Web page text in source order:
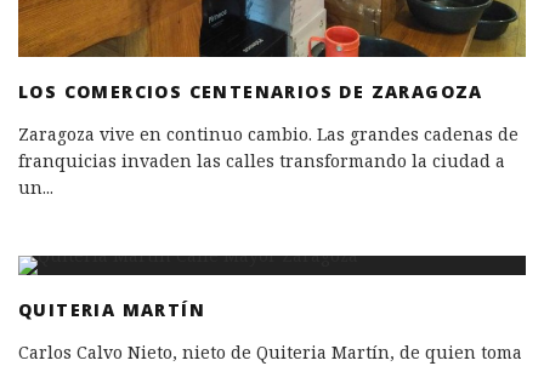
LOS COMERCIOS CENTENARIOS DE ZARAGOZA
Zaragoza vive en continuo cambio. Las grandes cadenas de
franquicias invaden las calles transformando la ciudad a
un...
QUITERIA MARTÍN
Carlos Calvo Nieto, nieto de Quiteria Martín, de quien toma